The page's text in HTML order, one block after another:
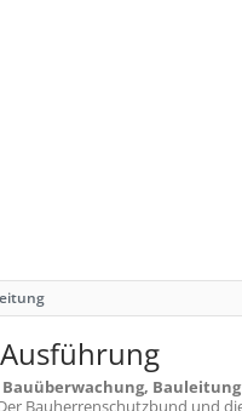
Bauüberwachung, Bauleitung
Bauherrenschutzbund und